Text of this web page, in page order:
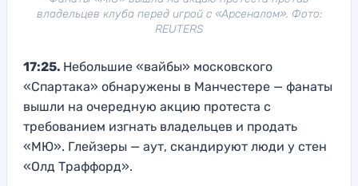
владельцев клуба перед игрой с «Арсеналом». Фото:
REUTERS
17:25. Небольшие «вайбы» московского
«Спартака» обнаружены в Манчестере — фанаты
вышли на очередную акцию протеста с
требованием изгнать владельцев и продать
«МЮ». Глейзеры — аут, скандируют люди у стен
«Олд Траффорд».